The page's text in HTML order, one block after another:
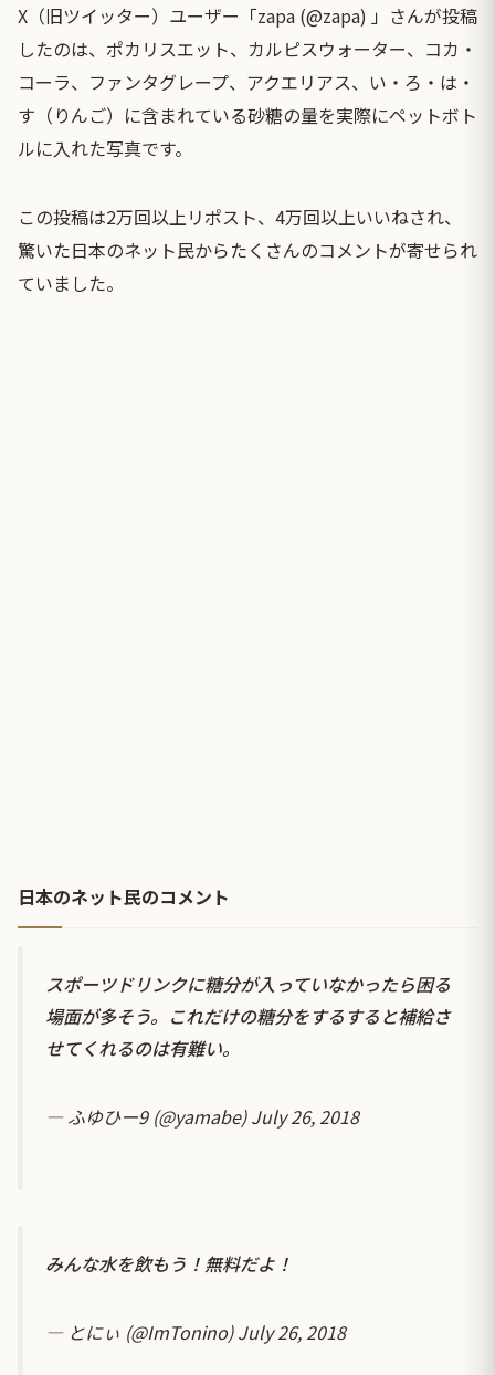
X（旧ツイッター）ユーザー「zapa (@zapa) 」さんが投稿
したのは、ポカリスエット、カルピスウォーター、コカ・
コーラ、ファンタグレープ、アクエリアス、い・ろ・は・
す（りんご）に含まれている砂糖の量を実際にペットボト
ルに入れた写真です。
この投稿は2万回以上リポスト、4万回以上いいねされ、
驚いた日本のネット民からたくさんのコメントが寄せられ
ていました。
日本のネット民のコメント
スポーツドリンクに糖分が入っていなかったら困る
場面が多そう。これだけの糖分をするすると補給さ
せてくれるのは有難い。
— ふゆひー9 (@yamabe)July 26, 2018
みんな水を飲もう！無料だよ！
— とにぃ (@ImTonino)July 26, 2018